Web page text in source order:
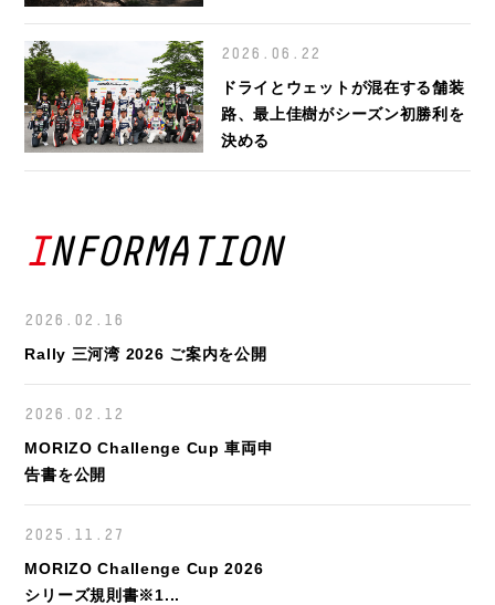
2026.06.22
ドライとウェットが混在する舗装
路、最上佳樹がシーズン初勝利を
決める
INFORMATION
2026.02.16
Rally 三河湾 2026 ご案内を公開
2026.02.12
MORIZO Challenge Cup 車両申
告書を公開
2025.11.27
MORIZO Challenge Cup 2026
シリーズ規則書※1...